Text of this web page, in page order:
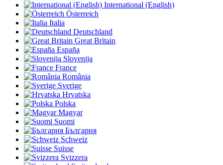
International (English)
Österreich
Italia
Deutschland
Great Britain
España
Slovenija
France
România
Sverige
Hrvatska
Polska
Magyar
Suomi
България
Schweiz
Suisse
Svizzera